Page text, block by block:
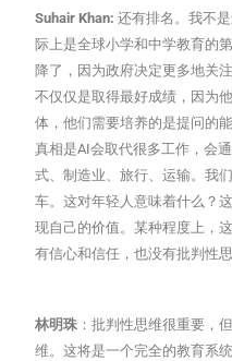
Suhair Khan:还有排名。我不
际上是全球小学和中学教育的
降了，因为政府决定更多地关
不仅仅是取得最好成绩，因为
体，他们需要培养的是提问的
真相是AI会取代很多工作，会
式、制造业、旅行、运输。我
车。这对年轻人意味着什么？
现自己的价值。某种程度上，
有信心和信任，也没有批判性
林明珠 ：批判性思维很重要，
维。这将是一个完全的教育系统